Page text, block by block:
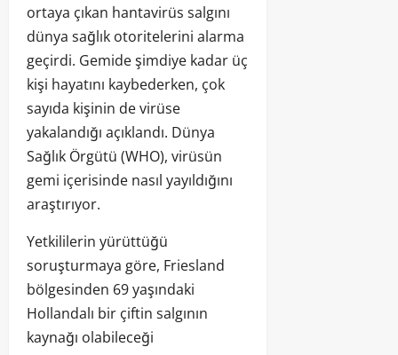
ortaya çıkan hantavirüs salgını
dünya sağlık otoritelerini alarma
geçirdi. Gemide şimdiye kadar üç
kişi hayatını kaybederken, çok
sayıda kişinin de virüse
yakalandığı açıklandı. Dünya
Sağlık Örgütü (WHO), virüsün
gemi içerisinde nasıl yayıldığını
araştırıyor.
Yetkililerin yürüttüğü
soruşturmaya göre, Friesland
bölgesinden 69 yaşındaki
Hollandalı bir çiftin salgının
kaynağı olabileceği